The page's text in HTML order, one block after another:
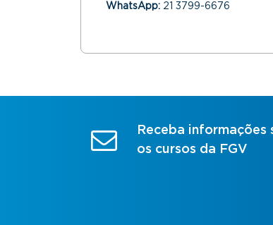
WhatsApp: 21 3799-6676
Receba informações
os cursos da FGV